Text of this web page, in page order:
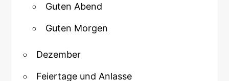
Guten Abend
Guten Morgen
Dezember
Feiertage und Anlasse